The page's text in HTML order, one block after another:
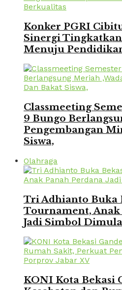
Konker PGRI
Sinergi
Menuju
Classmeeting
9 Bungo
Pengembangan
Siswa,
Olahraga
Tri Adhianto Buka
Tournament, Anak
Jadi Simbol
KONI Kota Bekasi